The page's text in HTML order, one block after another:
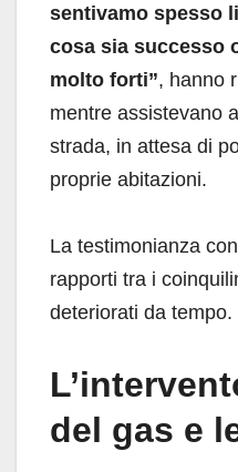
sentivamo spesso
cosa sia successo
molto forti”, hanno
mentre assistevano
strada, in attesa di
proprie abitazioni.
La testimonianza
rapporti tra i
deteriorati da tempo.
del gas e